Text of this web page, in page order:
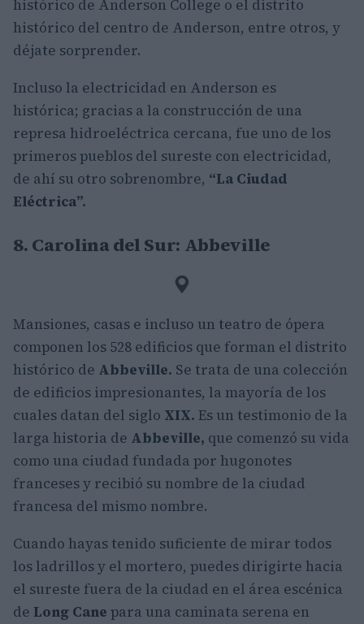
histórico de Anderson College o el distrito
histórico del centro de Anderson, entre otros, y
déjate sorprender.
Incluso la electricidad en Anderson es
histórica; gracias a la construcción de una
represa hidroeléctrica cercana, fue uno de los
primeros pueblos del sureste con electricidad,
de ahí su otro sobrenombre, “La Ciudad
Eléctrica”.
8. Carolina del Sur: Abbeville
Mansiones, casas e incluso un teatro de ópera
componen los 528 edificios que forman el distrito
histórico de Abbeville. Se trata de una colección
de edificios impresionantes, la mayoría de los
cuales datan del siglo XIX. Es un testimonio de la
larga historia de Abbeville, que comenzó su vida
como una ciudad fundada por hugonotes
franceses y recibió su nombre de la ciudad
francesa del mismo nombre.
Cuando hayas tenido suficiente de mirar todos
los ladrillos y el mortero, puedes dirigirte hacia
el sureste fuera de la ciudad en el área escénica
de Long Cane para una caminata serena en